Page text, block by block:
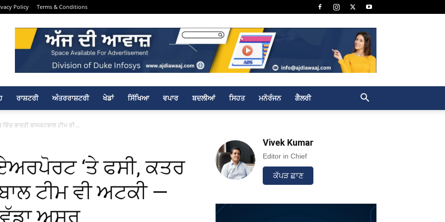
Policy Terms & Conditions
ਰਾਸ਼ਟਰੀ ਅੰਤਰਰਾਸ਼ਟਰੀ ਖੇਡਾਂ ਸਿੱਖਿਆ ਵਪਾਰ ਬਦਲੀਆਂ ਸਿਹਤ ਮਨੋਰੰਜਨ ਗੈਲਰੀ
ਭਾਰਤੀ ਬਾਸਕਟਬਾਲ ਟੀਮ ਵੀ...
‘ਤੇ ਫਸੀ, ਕਤਰ
ਟੀਮ ਵੀ ਅਟਕੀ —
ਅਸਰ
Vivek Kumar
Editor in Chief
ਕੱਪੜ ਛਾਣ